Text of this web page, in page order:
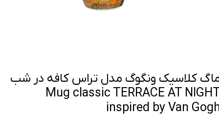
کلاسیک ونگوگ مدل تراس کافه در شب
Mug classic TERRACE AT
inspired by Van